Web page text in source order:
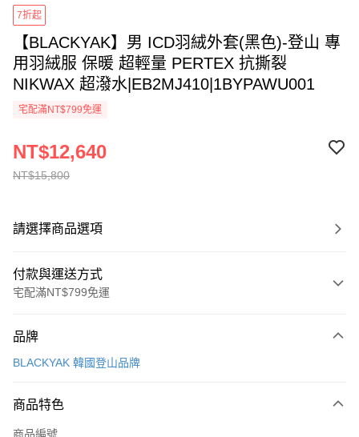
7折起
【BLACKYAK】男 ICD羽絨外套(黑色)-登山 專
用羽絨服 保暖 超輕量 PERTEX 抗撕裂
NIKWAX 超潑水|EB2MJ410|1BYPAWU001
宅配滿NT$799免運
NT$15,800
NT$12,640
請選擇商品選項
付款與運送方式
宅配滿NT$799免運
信用卡一次付款
Apple Pay
品牌
BLACKYAK 韓國登山品牌
商品特色
商品編號